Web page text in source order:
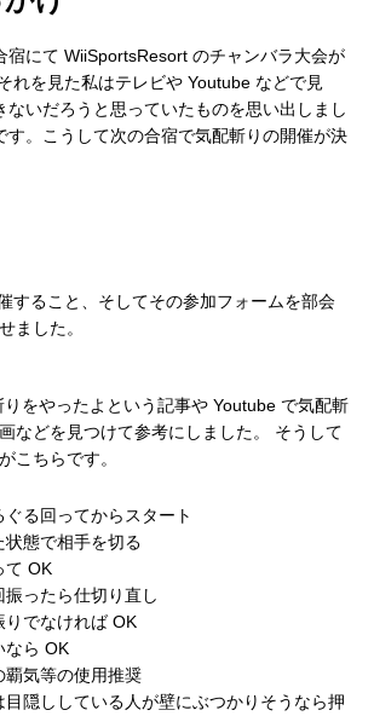
宿にて WiiSportsResort のチャンバラ大会が
れを見た私はテレビや Youtube などで見
ないだろうと思っていたものを思い出しまし
す。こうして次の合宿で気配斬りの開催が決
すること、そしてその参加フォームを部会
ました。
をやったよという記事や Youtube で気配斬
などを見つけて参考にしました。 そうして
こちらです。
ぐる回ってからスタート
状態で相手を切る
て OK
振ったら仕切り直し
りでなければ OK
なら OK
覇気等の使用推奨
目隠ししている人が壁にぶつかりそうなら押